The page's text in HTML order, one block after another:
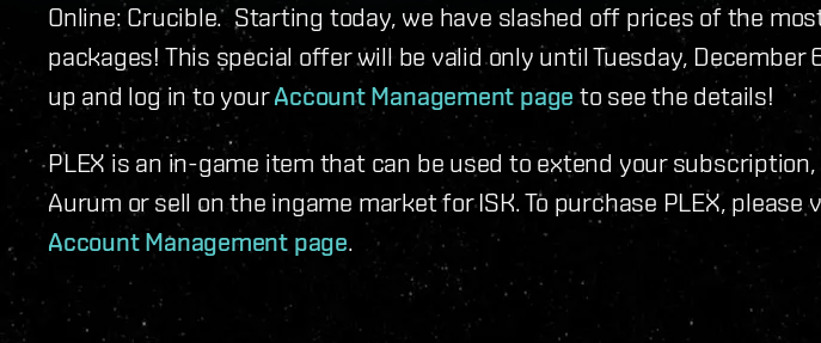
Online: Crucible. Starting today, we have slashed off prices of the
packages! This special offer will be valid only until Tuesday, December
up and log in to yourAccount Management page to see the details!
PLEX is an in-game item that can be used to extend your
Aurum or sell on the ingame market for ISK. To purchase PLEX, please
Account Management page.